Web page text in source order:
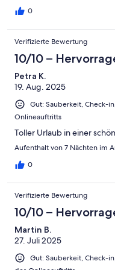
0
Verifizierte Bewertung
10/10 –
Petra K.
19. Aug. 2025
Gut: Sauberkeit, Check-
Onlineauftritts
Toller Urlaub in einer
Aufenthalt von 7 Nächten im
0
Verifizierte Bewertung
10/10 –
Martin B.
27. Juli 2025
Gut: Sauberkeit, Check-